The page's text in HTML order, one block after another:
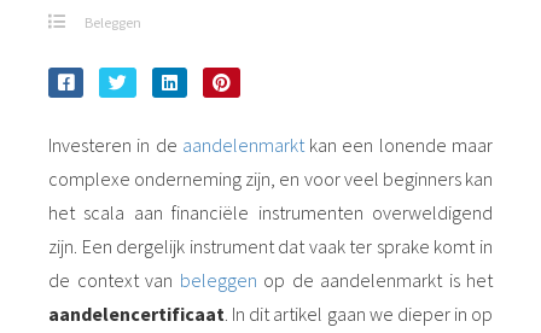
Beleggen
Investeren in de aandelenmarktkan een lonende maar
complexe onderneming zijn, en voor veel beginners kan
het scala aan financiële instrumenten overweldigend
zijn. Een dergelijk instrument dat vaak ter sprake komt in
de context van beleggen op de aandelenmarkt is het
aandelencertificaat . In dit artikel gaan we dieper in op